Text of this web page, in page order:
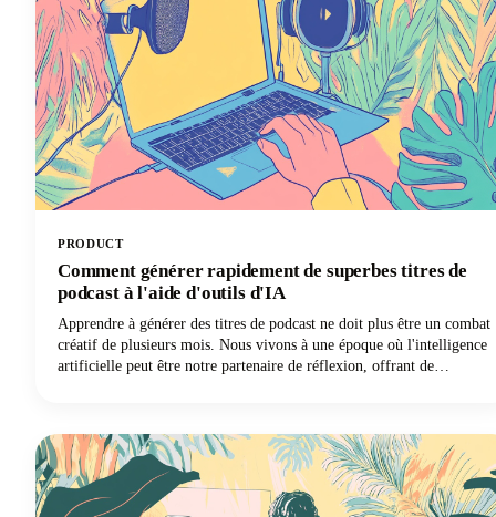
PRODUCT
Comment générer rapidement de superbes titres de
podcast à l'aide d'outils d'IA
Apprendre à générer des titres de podcast ne doit plus être un combat
créatif de plusieurs mois. Nous vivons à une époque où l'intelligence
artificielle peut être notre partenaire de réflexion, offrant de
pour créer un nom de podcast mémorable, découvrable et
parfaitement adapté à votre marque.